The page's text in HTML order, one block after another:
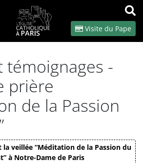
OK
Visite du Pape
témoignages -
prière
de la Passion
la veillée “Méditation de la Passion du
à Notre-Dame de Paris
cookies